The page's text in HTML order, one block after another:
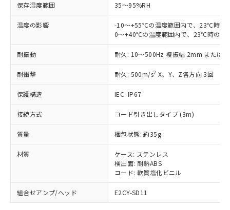
保存湿度範囲 35～95%RH
温度の影響
-10～+55℃の温度範囲内で、23℃時の
0～+40℃の温度範囲内で、23℃時の検
耐振動 耐久: 10～500Hz 複振幅 2mm または
耐衝撃 耐久: 500m/s2 X、Y、Z各方向 3回
保護構造 IEC: IP67
接続方式 コード引き出しタイプ (3m)
質量 梱包状態: 約35g
材質
ケース: ステンレス
検出面: 耐熱ABS
コード: 軟質塩化ビニル
組合せアンプ/ヘッド E2CY-SD11
以下の条件をお読みいただき、同意のうえ
本サービスは、当社制御機器事業取扱
商品の当社在庫状況および標準価格
(税抜)を提供させていただくもので
当社制御機器事業取扱商品の中には、
本サービスの対象外となる商品もある
ことをご了承ください。
在庫状況および標準価格照会結果は、
記載している更新日時点での社内デー
タに基づき作成されるものであり、閲
覧された時点での実際の在庫および標
準価格とは異なる場合があることをご
了承ください。
対応予定：EU RoHS指令（10物質）の非含
有に対応した製品に切り替える予定のある
商品です。
対応予定なし：EU RoHS指令（10物質）の
調査・確認中：EU RoHS指令（10物質）の
非含有の対応状況を調査中または確認中の
商品です。
非該当品：ライセンス料など無形物で、有
害物質有無と関係のない商品です。
仕入先様の事情により、非含有部品として
いたものが、含有品と判明した場合などや
むを得ず変更することがあります。
*EU RoHS指令（10物質）：
鉛(Pb) 1000ppm以下、 水銀(Hg) 1000ppm以下、 カド
ミウム(Cd) 100ppm以下、
六価クロム(Cr(Ⅵ)) 1000ppm以下、ポリ臭化ビフェニル
類(PBB) 1000ppm以下、ポリ臭化ジフェニルエーテル類
(PBDE) 1000ppm以下、フタル酸ビス(2-エチルヘキシ
※1 中国RoHS○×表
基準値以下であることを示します。
「×」：最大均質材料含有率が中国RoHSの
基準値を超えていることを示します。
「－」：未確認です。当社販売部門へお問
*中国RoHS10物質の基準値 (GB/T26572)：
Pb(鉛) :1000ppm、 Hg(水銀) : 1000ppm、 Cd(カドミウ
ム) : 100ppm、
当社は、これら貴社製品のうち、外国
為替および外国貿易法に定める商品
（以下｢規制貨物等」という）を輸出
または国外への提供する場合は、日本
国政府の輸出許可(または役務取引許
可)を取得するなどの必要な手続きを
とります。